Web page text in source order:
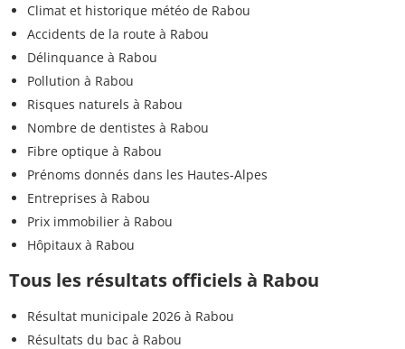
Climat et historique météo de Rabou
Accidents de la route à Rabou
Délinquance à Rabou
Pollution à Rabou
Risques naturels à Rabou
Nombre de dentistes à Rabou
Fibre optique à Rabou
Prénoms donnés dans les Hautes-Alpes
Entreprises à Rabou
Prix immobilier à Rabou
Hôpitaux à Rabou
Tous les résultats officiels à Rabou
Résultat municipale 2026 à Rabou
Résultats du bac à Rabou